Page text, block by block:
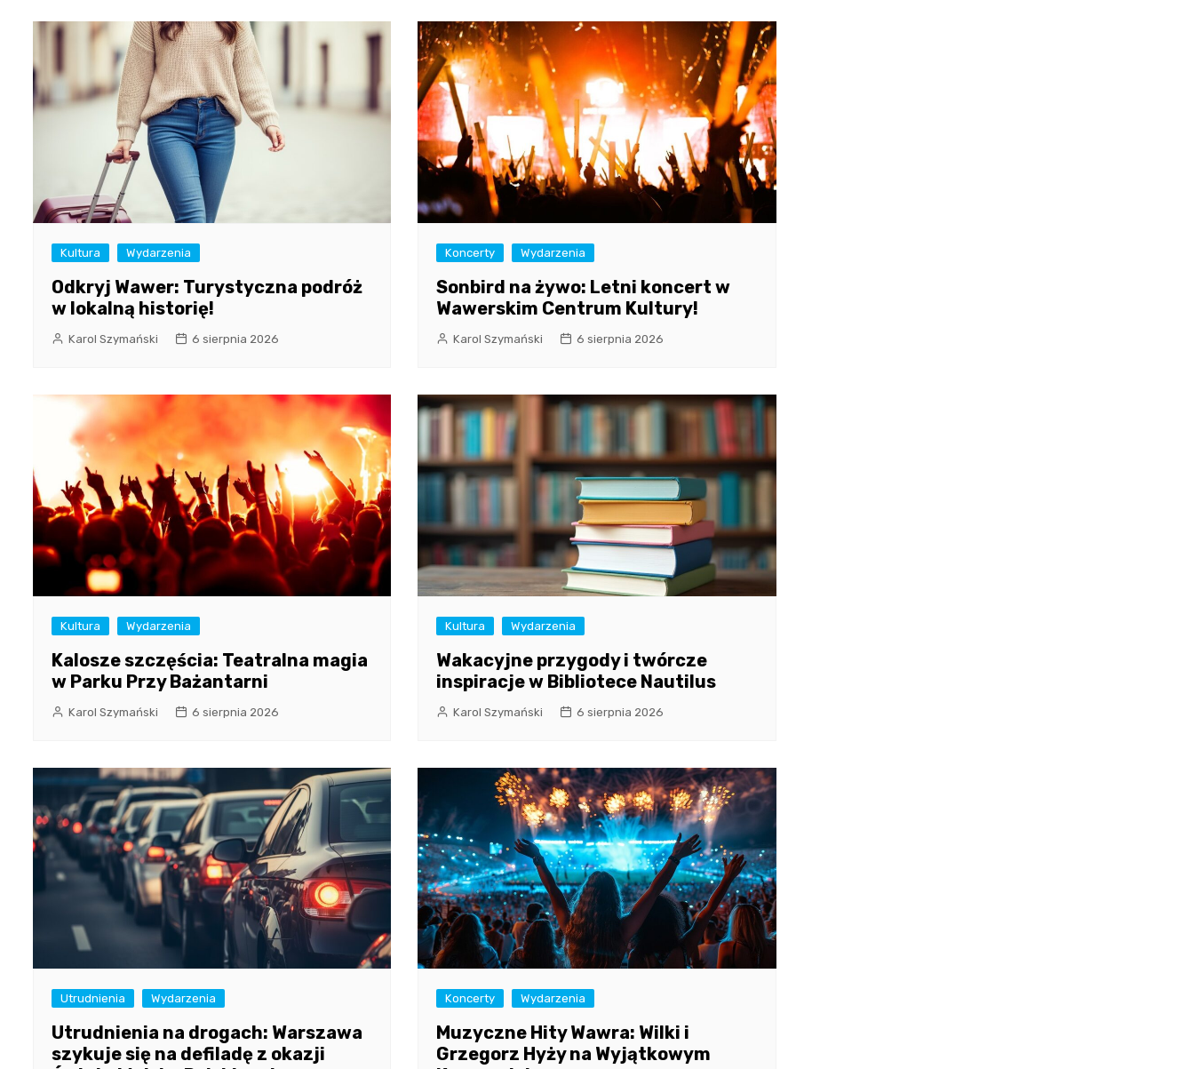
Kultura Wydarzenia
Odkryj Wawer: Turystyczna podróż
w lokalną historię!
Karol Szymański 6 sierpnia 2026
Koncerty Wydarzenia
Sonbird na żywo: Letni koncert w
Wawerskim Centrum Kultury!
Karol Szymański 6 sierpnia 2026
Kultura Wydarzenia
Kalosze szczęścia: Teatralna magia
w Parku Przy Bażantarni
Karol Szymański 6 sierpnia 2026
Kultura Wydarzenia
Wakacyjne przygody i twórcze
inspiracje w Bibliotece Nautilus
Karol Szymański 6 sierpnia 2026
Utrudnienia Wydarzenia
Utrudnienia na drogach: Warszawa
szykuje się na defiladę z okazji
Koncerty Wydarzenia
Muzyczne Hity Wawra: Wilki i
Grzegorz Hyży na Wyjątkowym